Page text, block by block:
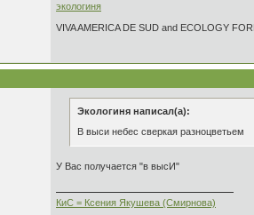
экологиня
VIVA AMERICA DE SUD and ECOLOGY
Экологиня написал(а):
В выси небес сверкая разноцветьем
У Вас получается "в высИ"
КиС = Ксения Якушева (Смирнова)